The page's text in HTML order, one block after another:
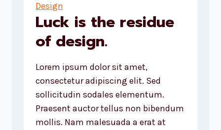
Design
Luck is the residue
of design.
Lorem ipsum dolor sit amet,
consectetur adipiscing elit. Sed
sollicitudin sodales elementum.
Praesent auctor tellus non bibendum
mollis. Nam malesuada a erat at